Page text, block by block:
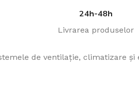
24h-48h
Livrarea produselor
de ventilație, climatizare